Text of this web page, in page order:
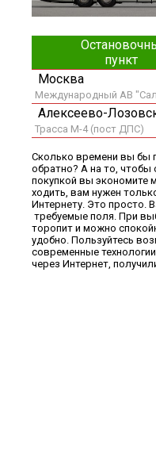
пункт
Москва
Международный АВ
Алексеево-
Трасса М-4 (пост ДПС)
Сколько времени вы бы
обратно? А на то, чтобы
покупкой вы экономите
ходить, вам нужен
Интернету. Это просто.
требуемые поля. При
торопит и можно
удобно. Пользуйтесь
современные
через Интернет,